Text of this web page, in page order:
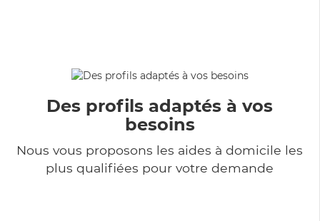
Des profils adaptés à vos
besoins
Nous vous proposons les aides à domicile les
plus qualifiées pour votre demande